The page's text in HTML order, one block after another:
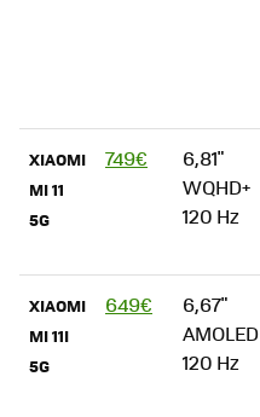
XIAOMI
MI 11
5G
749€
6,81"
WQHD+
120 Hz
XIAOMI
MI 11I
5G
649€
6,67"
AMOLED
120 Hz